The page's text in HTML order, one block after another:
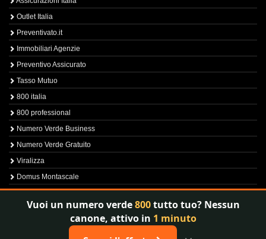
Outlet Italia
Preventivato.it
Immobiliari Agenzie
Preventivo Assicurato
Tasso Mutuo
800 italia
800 professional
Numero Verde Business
Numero Verde Gratuito
Viralizza
Domus Montascale
Sprint800
Verfica Numero Verde
Vuoi un numero verde800tutto tuo? Nessun
canone, attivo in 1 minuto